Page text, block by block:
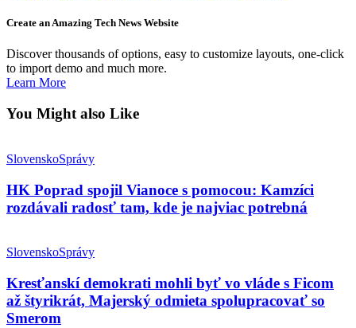
Create an Amazing Tech News Website
Discover thousands of options, easy to customize layouts, one-click
to import demo and much more.
Learn More
You Might also Like
SlovenskoSprávy
HK Poprad spojil Vianoce s pomocou: Kamzíci
rozdávali radosť tam, kde je najviac potrebná
SlovenskoSprávy
Kresťanskí demokrati mohli byť vo vláde s Ficom
až štyrikrát, Majerský odmieta spolupracovať so
Smerom